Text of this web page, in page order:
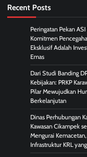
Recent Posts
Peringatan Pekan
Komitmen
Eksklusif Adalah
Emas
Dari Studi Banding
Kebijakan: PRKP
Pilar Mewujudkan
Berkelanjutan
Dinas Perhubungan
Kawasan Cikampek
Mengurai
Infrastruktur KRL